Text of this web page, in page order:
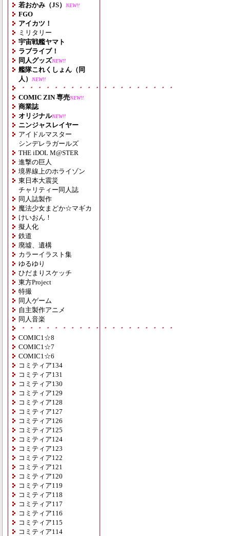
若おかみ（JS） NEW!!
FGO
アイカツ！
ミリタリー
宇宙戦艦ヤマト
ラブライブ！
同人グッズNEW!!
艦隊これくしょん（同
人）
NEW!!
・・・・・・・・・・・・・・・・・・・
COMIC ZIN 専売NEW!!
商業誌
オリジナルNEW!!
ニンジャスレイヤー
アイドルマスター
シンデレラガールズ
THE iDOL M@STER
進撃の巨人
境界線上のホライゾン
東日本大震災
チャリティー同人誌
同人誌製作
魔法少女まどか☆マギカ
けいおん！
擬人化
鉄道
廃墟、遺構
カラーイラスト集
ゆるゆり
ひだまりスケッチ
東方Project
特撮
同人ゲーム
自主製作アニメ
同人音楽
・・・・・・・・・・・・・・・・・・・
COMIC1☆8
COMIC1☆7
COMIC1☆6
コミティア134
コミティア131
コミティア130
コミティア129
コミティア128
コミティア127
コミティア126
コミティア125
コミティア124
コミティア123
コミティア122
コミティア121
コミティア120
コミティア119
コミティア118
コミティア117
コミティア116
コミティア115
コミティア114